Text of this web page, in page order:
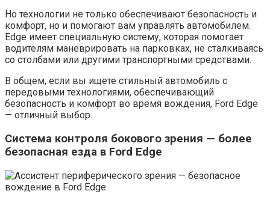
Но технологии не только обеспечивают безопасность и
комфорт, но и помогают вам управлять автомобилем.
Edge имеет специальную систему, которая помогает
водителям маневрировать на парковках, не сталкиваясь
со столбами или другими транспортными средствами.
В общем, если вы ищете стильный автомобиль с
передовыми технологиями, обеспечивающий
безопасность и комфорт во время вождения, Ford Edge
— отличный выбор.
Система контроля бокового зрения — более
безопасная езда в Ford Edge